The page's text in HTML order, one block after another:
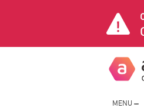
MENU